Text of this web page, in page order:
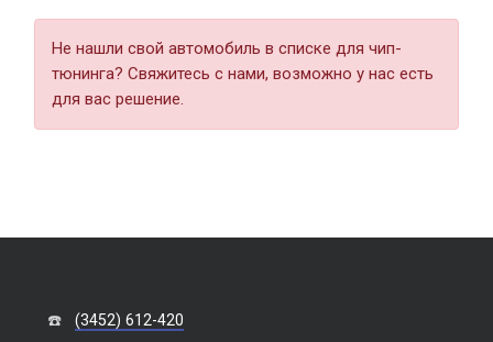
Не нашли свой автомобиль в списке для чип-
тюнинга? Свяжитесь с нами, возможно у нас есть
для вас решение.
☎️
(3452) 612-420